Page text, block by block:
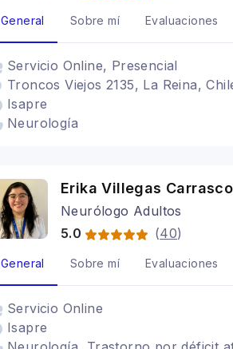
General Sobre mí Evaluaciones
Servicio Online, Presencial
Troncos Viejos 2135, La Reina,
Isapre
Neurología
Erika Villegas Carrasco
Neurólogo Adultos
5.0
(40)
General Sobre mí Evaluaciones
Servicio Online
Isapre